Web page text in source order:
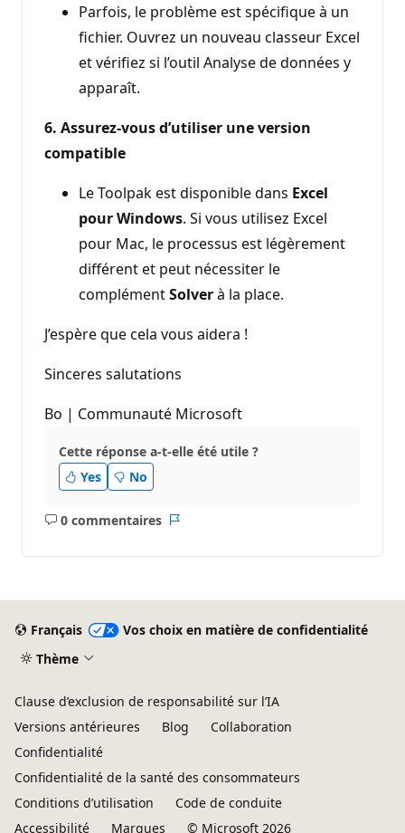
Parfois, le problème est spécifique à un
fichier. Ouvrez un nouveau classeur Excel
et vérifiez si l’outil Analyse de données y
apparaît.
6. Assurez-vous d’utiliser une version
compatible
Le Toolpak est disponible dans Excel
pour Windows. Si vous utilisez Excel
pour Mac, le processus est légèrement
différent et peut nécessiter le
complémentSolverà la place.
J’espère que cela vous aidera !
Sinceres salutations
Bo | Communauté Microsoft
Cette réponse a-t-elle été utile ?
Yes
No
0 commentaires
Aucun
Français
Vos choix en matière de confidentialité
Thème
Clause d’exclusion de responsabilité sur l’IA
Versions antérieures
Blog
Collaboration
Confidentialité
Confidentialité de la santé des consommateurs
Conditions d’utilisation
Code de conduite
Accessibilité
Marques © Microsoft 2026